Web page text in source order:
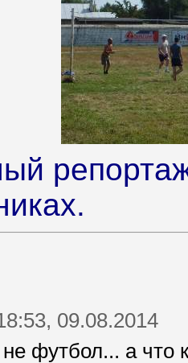
09.08.2014
футбол... а что